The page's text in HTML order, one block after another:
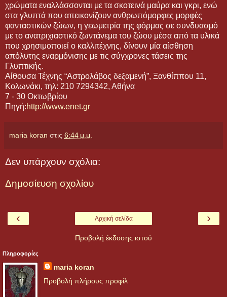
χρώματα εναλλάσσονται με τα σκοτεινά μαύρα και γκρι, ενώ
στα γλυπτά που απεικονίζουν ανθρωπόμορφες μορφές
φανταστικών ζώων, η γεωμετρία της φόρμας σε συνδυασμό
με το ανατριχιαστικό ζωντάνεμα του ζώου μέσα από τα υλικά
που χρησιμοποιεί ο καλλιτέχνης, δίνουν μία αίσθηση
απόλυτης εναρμόνισης με τις σύγχρονες τάσεις της
Γλυπτικής.
Αίθουσα Τέχνης “Αστρολάβος δεξαμενή”, Ξανθίππου 11,
Κολωνάκι, τηλ: 210 7294342, Αθήνα
7 - 30 Οκτωβρίου
Πηγή:http://www.enet.gr
maria koran στις 6:44 μ.μ.
Δεν υπάρχουν σχόλια:
Δημοσίευση σχολίου
‹ ›
Αρχική σελίδα
Προβολή έκδοσης ιστού
Πληροφορίες
maria koran
Προβολή πλήρους προφίλ